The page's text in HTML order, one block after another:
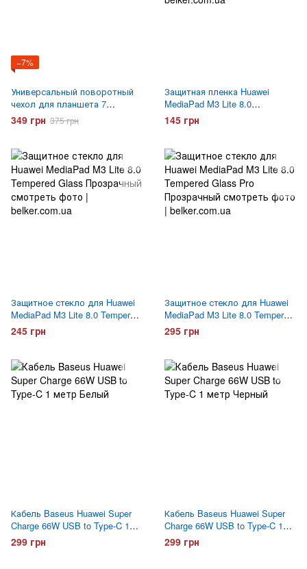
−7%
Универсальный поворотный
чехол для планшета 7
дюймов Красный
349 грн 375 грн
Защитная пленка Huawei
MediaPad M3 Lite 8.0
Невидимая
145 грн
Защитное стекло для Huawei
MediaPad M3 Lite 8.0 Tempered
Glass
245 грн
Защитное стекло для Huawei
MediaPad M3 Lite 8.0 Tempered
Glass Pro
295 грн
Кабель Baseus Huawei Super
Charge 66W USB to Type-C 1
метр Белый
299 грн
Кабель Baseus Huawei Super
Charge 66W USB to Type-C 1
метр Черный
299 грн